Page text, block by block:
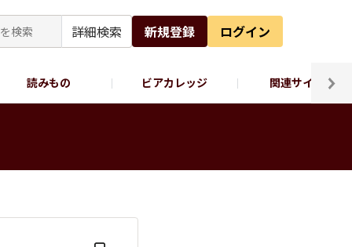
詳細検索 新規登録 ログイン
読みもの ビアカレッジ 関連サイト